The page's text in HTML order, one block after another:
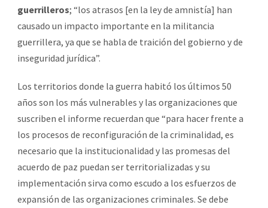
guerrilleros; “los atrasos [en la ley de amnistía] han
causado un impacto importante en la militancia
guerrillera, ya que se habla de traición del gobierno y de
inseguridad jurídica”.
Los territorios donde la guerra habitó los últimos 50
años son los más vulnerables y las organizaciones que
suscriben el informe recuerdan que “para hacer frente a
los procesos de reconfiguración de la criminalidad, es
necesario que la institucionalidad y las promesas del
acuerdo de paz puedan ser territorializadas y su
implementación sirva como escudo a los esfuerzos de
expansión de las organizaciones criminales. Se debe